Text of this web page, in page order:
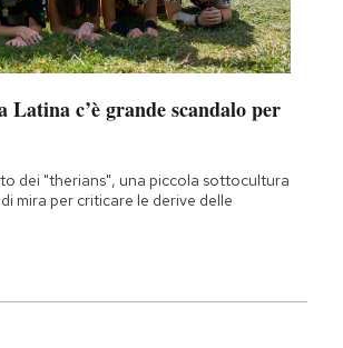
Latina c’è grande scandalo per
dei "therians", una piccola sottocultura
mira per criticare le derive delle